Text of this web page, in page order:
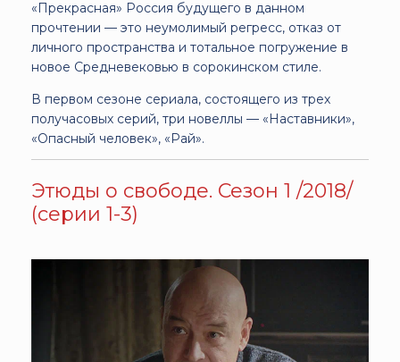
«Прекрасная» Россия будущего в данном
прочтении — это неумолимый регресс, отказ от
личного пространства и тотальное погружение в
новое Средневековью в сорокинском стиле.
В первом сезоне сериала, состоящего из трех
получасовых серий, три новеллы — «Наставники»,
«Опасный человек», «Рай».
Этюды о свободе. Сезон 1 /2018/
(серии 1-3)